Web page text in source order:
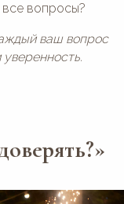
вопросы?
ваш вопрос
уверенность.